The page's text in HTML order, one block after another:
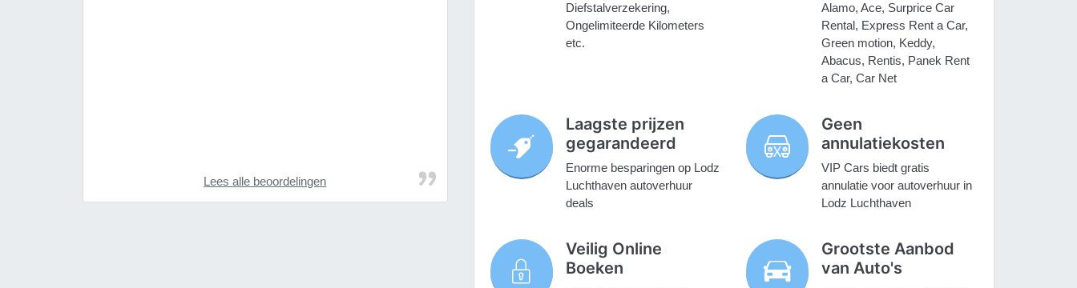
Lees alle beoordelingen
Diefstalverzekering,
Ongelimiteerde Kilometers
etc.
Alamo, Ace, Surprice Car
Rental, Express Rent a Car,
Green motion, Keddy,
Abacus, Rentis, Panek Rent
a Car, Car Net
Laagste prijzen
gegarandeerd
Enorme besparingen op Lodz
Luchthaven autoverhuur
deals
Geen
annulatiekosten
VIP Cars biedt gratis
annulatie voor autoverhuur in
Lodz Luchthaven
Veilig Online
Boeken
Grootste Aanbod
van Auto's